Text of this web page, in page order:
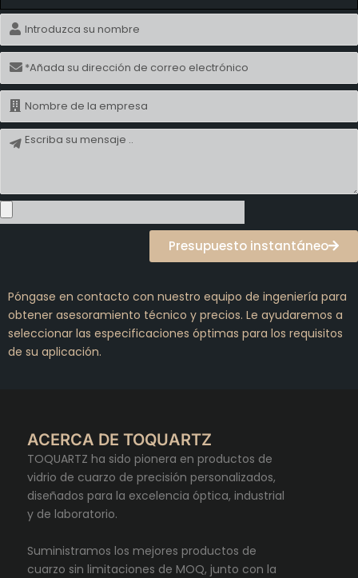
Nombre
Correo
electrónico
Nombre
Mensaje
Presupuesto instantáneo
Póngase en contacto con nuestro equipo de ingeniería para
obtener asesoramiento técnico y precios. Le ayudaremos a
seleccionar las especificaciones óptimas para los requisitos
de su aplicación.
ACERCA DE TOQUARTZ
TOQUARTZ ha sido pionera en productos de
vidrio de cuarzo de precisión personalizados,
diseñados para la excelencia óptica, industrial
y de laboratorio.
Suministramos los mejores productos de
cuarzo sin limitaciones de MOQ, junto con la